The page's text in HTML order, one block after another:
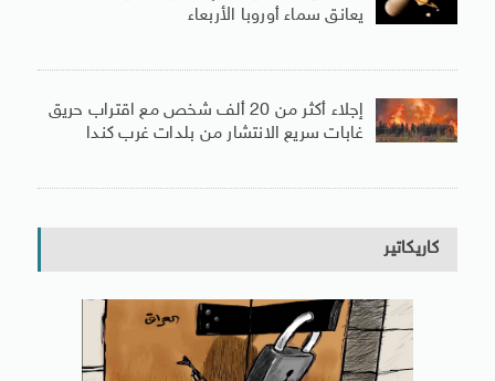
يعانق سماء أوروبا الأربعاء
إجلاء أكثر من 20 ألف شخص مع اقتراب حريق
غابات سريع الانتشار من بلدات غرب كندا
كاريكاتير